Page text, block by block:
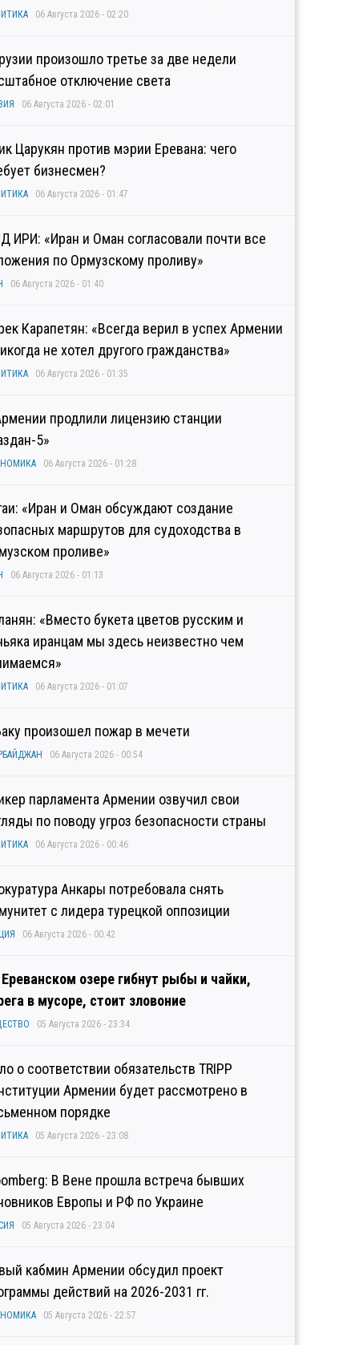
06 Августа 2026 - 02:20
произошло третье за две недели
отключение света
06 Августа 2026 - 02:01
Царукян против мэрии Еревана: чего
бизнесмен?
06 Августа 2026 - 01:47
ИРИ: «Иран и Оман согласовали почти все
по Ормузскому проливу»
06 Августа 2026 - 01:40
Карапетян: «Всегда верил в успех Армении
не хотел другого гражданства»
06 Августа 2026 - 01:35
продлили лицензию станции
5»
06 Августа 2026 - 01:28
«Иран и Оман обсуждают создание
маршрутов для судоходства в
проливе»
06 Августа 2026 - 01:13
«Вместо букета цветов русским и
иранцам мы здесь неизвестно чем
06 Августа 2026 - 01:07
произошел пожар в мечети
06 Августа 2026 - 00:54
парламента Армении озвучил свои
по поводу угроз безопасности страны
06 Августа 2026 - 00:46
Анкары потребовала снять
с лидера турецкой оппозиции
06 Августа 2026 - 00:42
озере гибнут рыбы и чайки,
в мусоре, стоит зловоние
05 Августа 2026 - 23:34
о соответствии обязательств TRIPP
Армении будет рассмотрено в
порядке
05 Августа 2026 - 23:08
В Вене прошла встреча бывших
Европы и РФ по Украине
05 Августа 2026 - 23:04
кабмин Армении обсудил проект
действий на 2026-2031 гг.
05 Августа 2026 - 22:57